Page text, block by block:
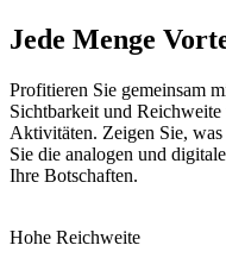
Jede Menge
Profitieren Sie gemeinsam
Sichtbarkeit und
Aktivitäten. Zeigen Sie,
Sie die analogen und
Ihre Botschaften.
Hohe Reichweite